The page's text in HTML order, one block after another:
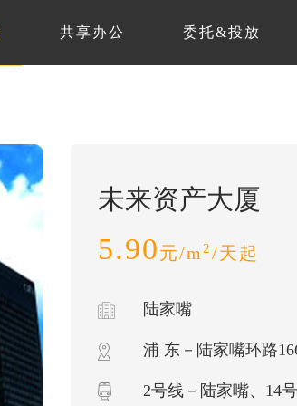
共享办公 委托&投放
未来资产大厦
5.90元/m 2/天起
陆家嘴
浦 东－陆家嘴环路
2号线－陆家嘴、14